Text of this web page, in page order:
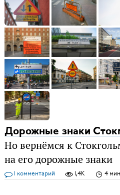
Дорожные знаки
Но вернёмся к
на его дорожные знаки
1 комментарий 1,4K 4 мин